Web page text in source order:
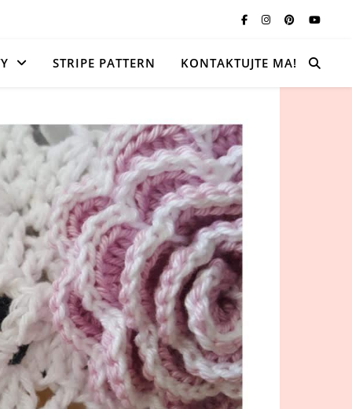
STRIPE PATTERN KONTAKTUJTE MA!